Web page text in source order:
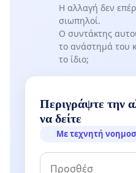
Η αλλαγή δεν
σιωπηλοί.
Ο συντάκτης
το ανάστημά του
το ίδιο;
Περιγράψτε την
να δείτε
Με τεχνητή